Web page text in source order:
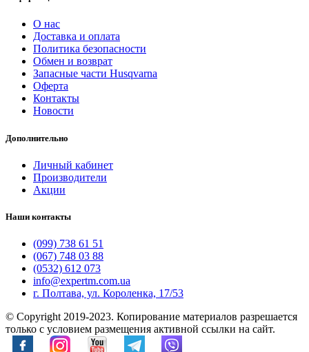
О нас
Доставка и оплата
Политика безопасности
Обмен и возврат
Запасные части Husqvarna
Оферта
Контакты
Новости
Дополнительно
Личный кабинет
Производители
Акции
Наши контакты
(099) 738 61 51
(067) 748 03 88
(0532) 612 073
info@expertm.com.ua
г. Полтава, ул. Короленка, 17/53
© Copyright 2019-2023. Копирование материалов разрешается
только с условием размещения активной ссылки на сайт.